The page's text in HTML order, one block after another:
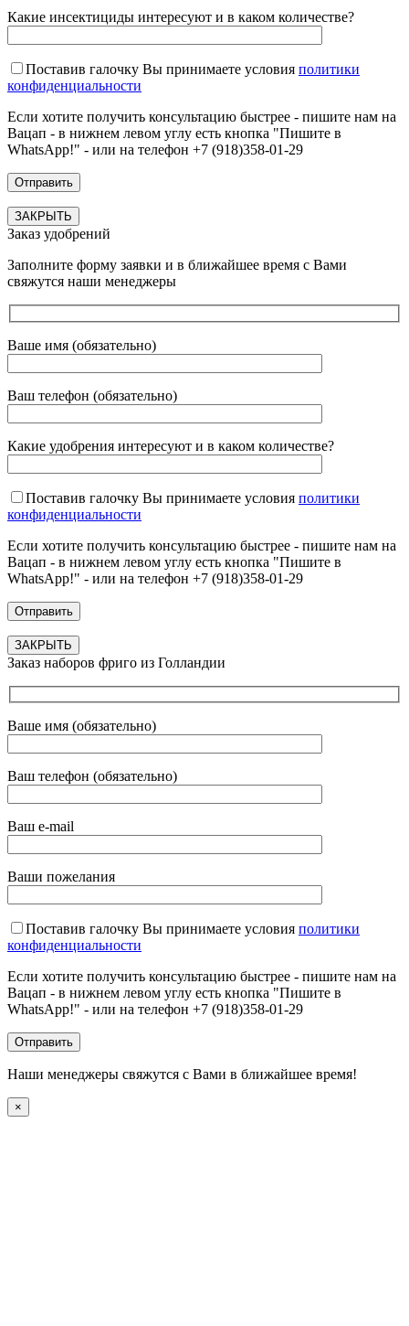
Какие инсектициды интересуют и в каком количестве?
Поставив галочку Вы принимаете условия политики
конфиденциальности
Если хотите получить консультацию быстрее - пишите нам на
Вацап - в нижнем левом углу есть кнопка "Пишите в
WhatsApp!" - или на телефон +7 (918)358-01-29
ЗАКРЫТЬ
Заказ удобрений
Заполните форму заявки и в ближайшее время с Вами
свяжутся наши менеджеры
Ваше имя (обязательно)
Ваш телефон (обязательно)
Какие удобрения интересуют и в каком количестве?
Поставив галочку Вы принимаете условия политики
конфиденциальности
Если хотите получить консультацию быстрее - пишите нам на
Вацап - в нижнем левом углу есть кнопка "Пишите в
WhatsApp!" - или на телефон +7 (918)358-01-29
ЗАКРЫТЬ
Заказ наборов фриго из Голландии
Ваше имя (обязательно)
Ваш телефон (обязательно)
Ваш e-mail
Ваши пожелания
Поставив галочку Вы принимаете условия политики
конфиденциальности
Если хотите получить консультацию быстрее - пишите нам на
Вацап - в нижнем левом углу есть кнопка "Пишите в
WhatsApp!" - или на телефон +7 (918)358-01-29
Наши менеджеры свяжутся с Вами в ближайшее время!
×